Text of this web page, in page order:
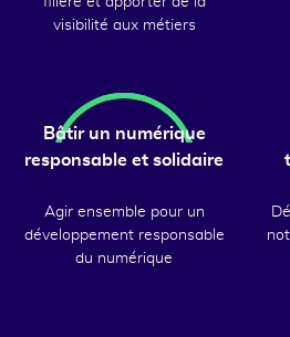
visibilité aux métiers
Bâtir un numérique
responsable et solidaire
Agir ensemble pour un
développement responsable
du numérique